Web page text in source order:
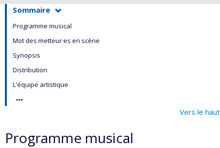
Sommaire
Programme musical
Mot des metteur·es en scène
Synopsis
Distribution
L'équipe artistique
Vers le haut
Programme musical